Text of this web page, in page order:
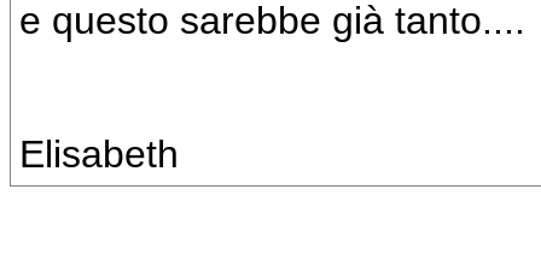
e questo sarebbe già tanto....
Elisabeth